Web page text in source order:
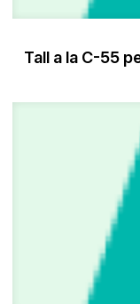
Tall a la C-55